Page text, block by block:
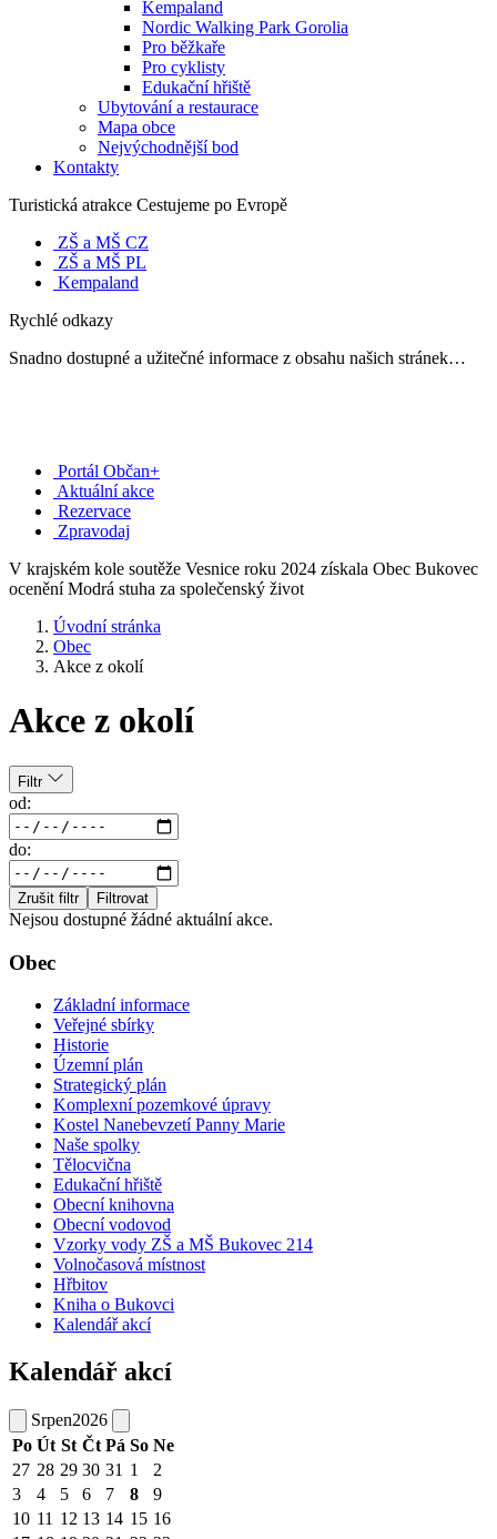
Kempaland
Nordic Walking Park Gorolia
Pro běžkaře
Pro cyklisty
Edukační hřiště
Ubytování a restaurace
Mapa obce
Nejvýchodnější bod
Kontakty
Turistická atrakce Cestujeme po Evropě
ZŠ a MŠ CZ
ZŠ a MŠ PL
Kempaland
Rychlé odkazy
Snadno dostupné a užitečné informace z obsahu našich stránek…
Portál Občan+
Aktuální akce
Rezervace
Zpravodaj
V krajském kole soutěže Vesnice roku 2024 získala Obec Bukovec
ocenění Modrá stuha za společenský život
Úvodní stránka
Obec
Akce z okolí
Akce z okolí
Filtr
od:
do:
Zrušit filtr Filtrovat
Nejsou dostupné žádné aktuální akce.
Obec
Základní informace
Veřejné sbírky
Historie
Územní plán
Strategický plán
Komplexní pozemkové úpravy
Kostel Nanebevzetí Panny Marie
Naše spolky
Tělocvična
Edukační hřiště
Obecní knihovna
Obecní vodovod
Vzorky vody ZŠ a MŠ Bukovec 214
Volnočasová místnost
Hřbitov
Kniha o Bukovci
Kalendář akcí
Kalendář akcí
Srpen2026
Po Út St Čt Pá So Ne
27 28 29 30 31 1
2
3
4 5 6 7 8
9
10 11 12 13 14 15 16